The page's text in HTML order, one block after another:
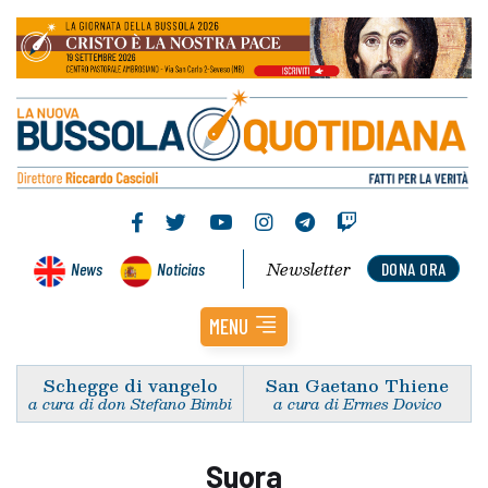
News Noticias DONA ORA
Newsletter
MENU
Schegge di vangelo
a cura di don Stefano Bimbi
San Gaetano Thiene
a cura di Ermes Dovico
Suora